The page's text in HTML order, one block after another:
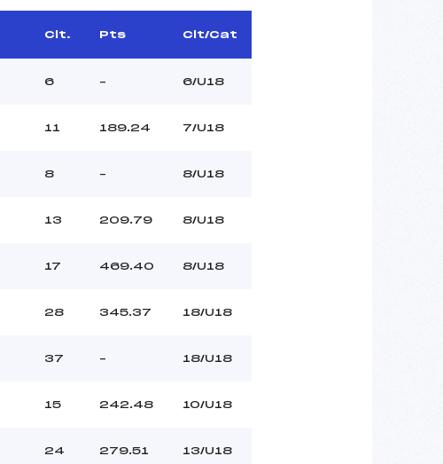
Clt. Pts Clt/Cat
6 – 6/U18
11 189.24 7/U18
8 – 8/U18
13 209.79 8/U18
17 469.40 8/U18
28 345.37 18/U18
37 – 18/U18
15 242.48 10/U18
24 279.51 13/U18